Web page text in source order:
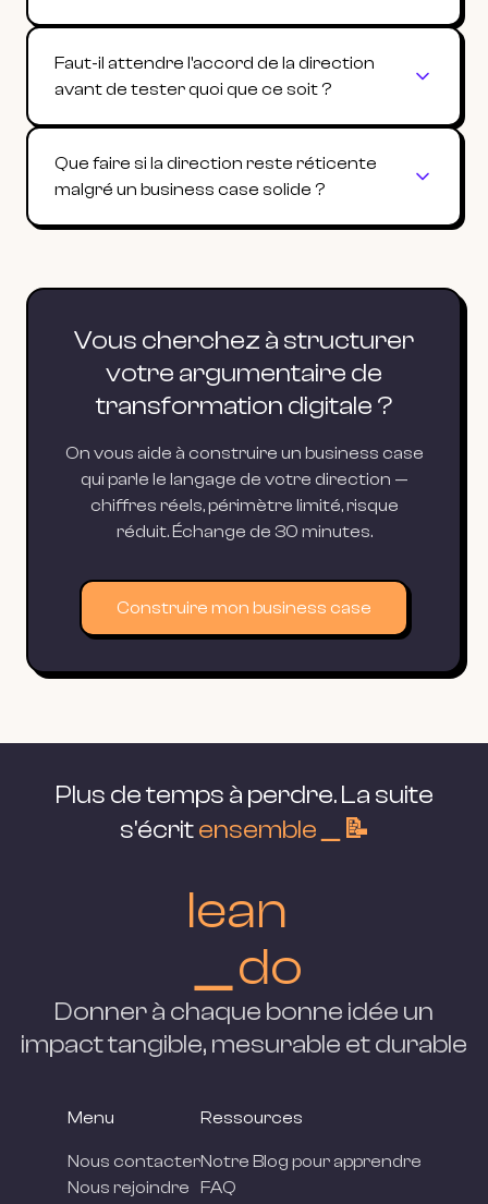
Faut-il attendre l'accord de la direction
avant de tester quoi que ce soit ?
Que faire si la direction reste réticente
malgré un business case solide ?
Vous cherchez à structurer
votre argumentaire de
transformation digitale ?
On vous aide à construire un business case
qui parle le langage de votre direction —
chiffres réels, périmètre limité, risque
réduit. Échange de 30 minutes.
Construire mon business case
Plus de temps à perdre. La suite
s'écrit ensemble＿📝
lean
＿do
Donner à chaque bonne idée un
impact tangible, mesurable etdurable
Menu
Nous contacter
Nous rejoindre
Ressources
Notre Blog pour apprendre
FAQ